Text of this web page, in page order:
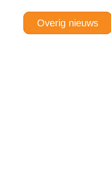
Overig nieuws